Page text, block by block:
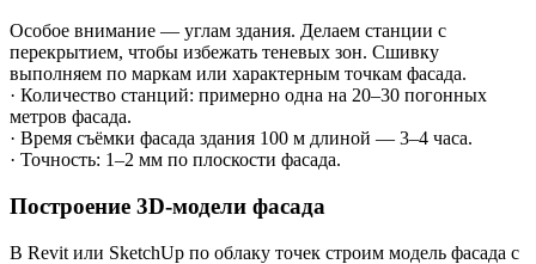
Особое внимание — углам здания. Делаем станции с
перекрытием, чтобы избежать теневых зон. Сшивку
выполняем по маркам или характерным точкам фасада.
· Количество станций: примерно одна на 20–30 погонных
метров фасада.
· Время съёмки фасада здания 100 м длиной — 3–4 часа.
· Точность: 1–2 мм по плоскости фасада.
Построение 3D-модели фасада
В Revit или SketchUp по облаку точек строим модель фасада с